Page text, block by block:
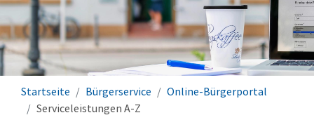
Startseite Bürgerservice
Online-Bürgerportal
Serviceleistungen A-Z